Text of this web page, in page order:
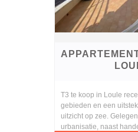
T3 te koop in Loule
gebieden en een
uitzicht op zee.
urbanisatie, naast